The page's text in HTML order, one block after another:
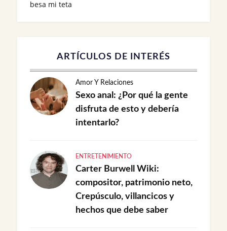
besa mi teta
ARTÍCULOS DE INTERÉS
Amor Y Relaciones
Sexo anal: ¿Por qué la gente
disfruta de esto y debería
intentarlo?
ENTRETENIMIENTO
Carter Burwell Wiki:
compositor, patrimonio neto,
Crepúsculo, villancicos y
hechos que debe saber